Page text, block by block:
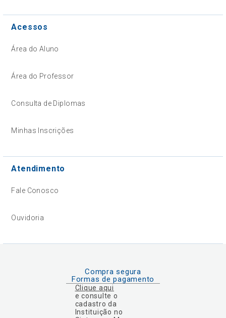
Acessos
Área do Aluno
Área do Professor
Consulta de Diplomas
Minhas Inscrições
Atendimento
Fale Conosco
Ouvidoria
Compra segura
Formas de pagamento
Clique aqui
e consulte o
cadastro da
Instituição no